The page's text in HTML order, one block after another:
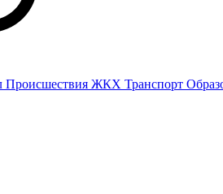
Происшествия ЖКХ Транспорт